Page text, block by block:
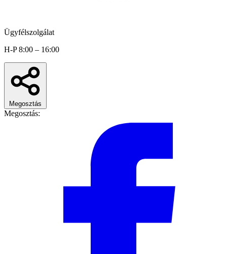
Ügyfélszolgálat
H-P 8:00 – 16:00
Megosztás
Megosztás: